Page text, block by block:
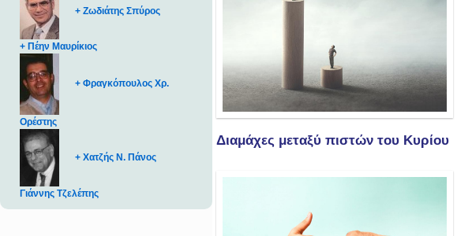
+ Ζωδιάτης Σπύρος
+ Πέην Μαυρίκιος
+ Φραγκόπουλος Χρ.
Ορέστης
+ Χατζής Ν. Πάνος
Γιάννης Τζελέπης
Διαμάχες μεταξύ πιστών του Κυρίου